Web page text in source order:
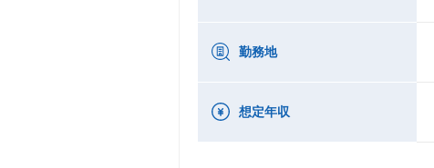
勤務地
想定年収